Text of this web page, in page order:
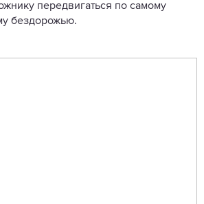
передвигаться по самому
бездорожью.